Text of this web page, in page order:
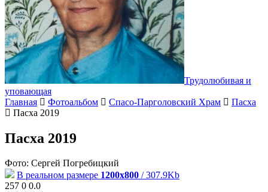
Трудолюбивая и
уповающая
Главная
Фотоальбом Спасо-Парголовский Храм
Пасха
Пасха 2019
Пасха 2019
Фото: Сергей Погребицкий
В реальном размере 1200x800 / 307.9Kb
257 0 0.0